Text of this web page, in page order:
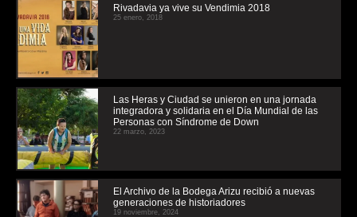
Rivadavia ya vive su Vendimia 2018
25 enero, 2018
Las Heras y Ciudad se unieron en una jornada
integradora y solidaria en el Día Mundial de las
Personas con Síndrome de Down
22 marzo, 2023
El Archivo de la Bodega Arizu recibió a nuevas
generaciones de historiadores
19 noviembre, 2024